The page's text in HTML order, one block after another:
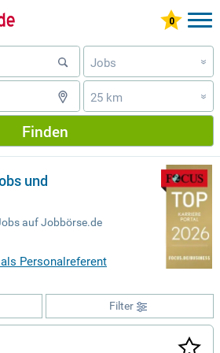
Jobs »
25 km »
Finden
und
auf Jobbörse.de
Personalreferent
Filter